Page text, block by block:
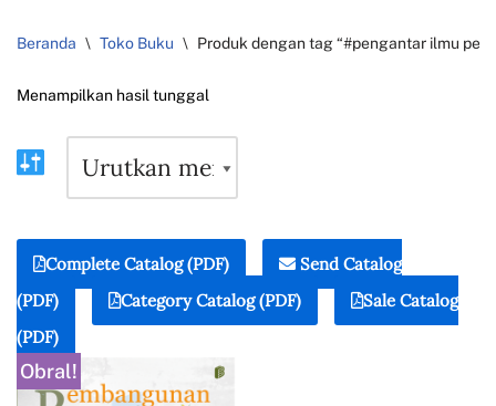
Beranda \ Toko Buku \ Produk dengan tag “#pengantar ilmu
Menampilkan hasil tunggal
Complete Catalog (PDF)
Send Catalog
(PDF)
Category Catalog (PDF)
Sale Catalog
(PDF)
Obral!